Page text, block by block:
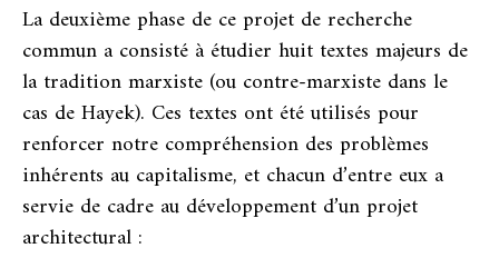
La deuxième phase de ce projet de recherche
commun a consisté à étudier huit textes majeurs de
la tradition marxiste (ou contre-marxiste dans le
cas de Hayek). Ces textes ont été utilisés pour
renforcer notre compréhension des problèmes
inhérents au capitalisme, et chacun d’entre eux a
servie de cadre au développement d’un projet
architectural :